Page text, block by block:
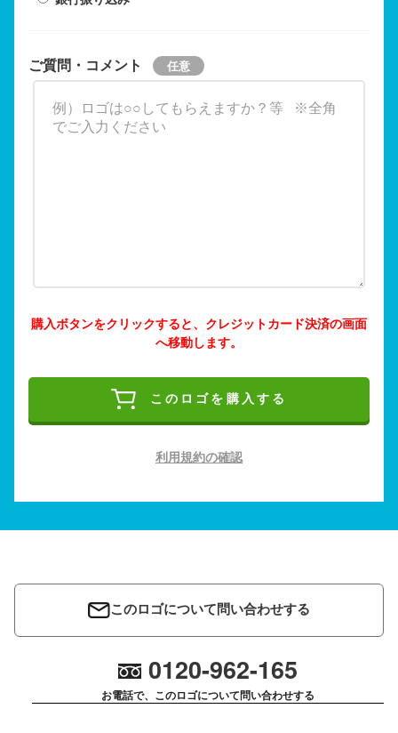
ご質問・コメント
購入ボタンをクリックすると、クレジットカード決済の画面
へ移動します。
このロゴを購入する
利用規約の確認
このロゴについて問い合わせする
0120-962-165
お電話で、このロゴについて問い合わせする